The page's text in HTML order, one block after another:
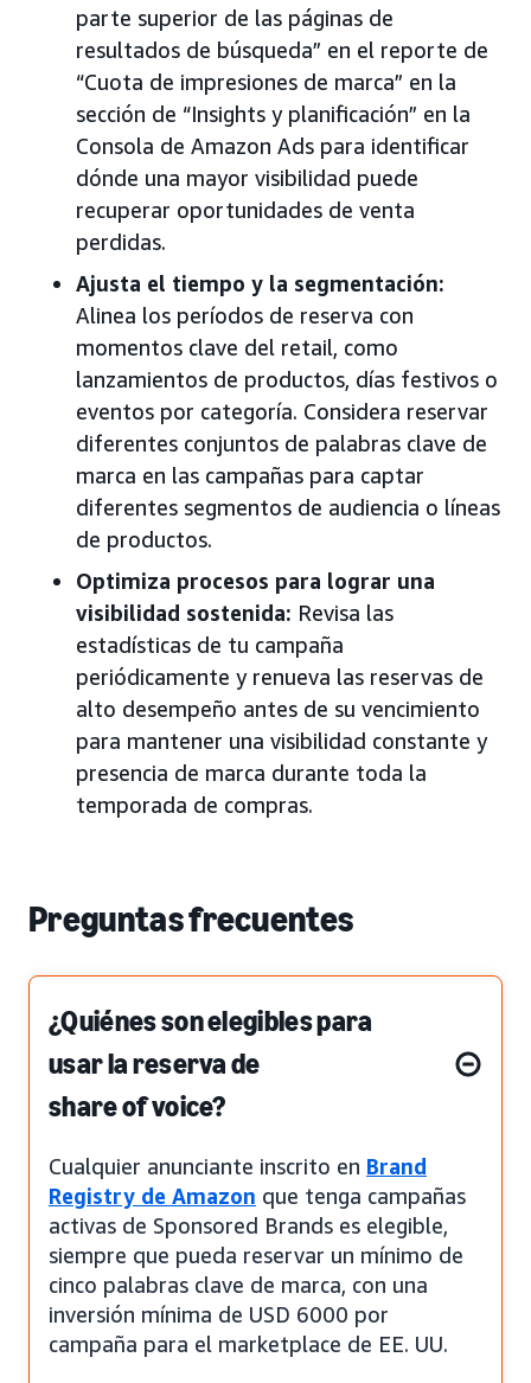
parte superior de las páginas de
resultados de búsqueda” en el reporte de
“Cuota de impresiones de marca” en la
sección de “Insights y planificación” en la
Consola de Amazon Ads para identificar
dónde una mayor visibilidad puede
recuperar oportunidades de venta
perdidas.
Ajusta el tiempo y la segmentación:
Alinea los períodos de reserva con
momentos clave del retail, como
lanzamientos de productos, días festivos o
eventos por categoría. Considera reservar
diferentes conjuntos de palabras clave de
marca en las campañas para captar
diferentes segmentos de audiencia o líneas
de productos.
Optimiza procesos para lograr una
visibilidad sostenida: Revisa las
estadísticas de tu campaña
periódicamente y renueva las reservas de
alto desempeño antes de su vencimiento
para mantener una visibilidad constante y
presencia de marca durante toda la
temporada de compras.
Preguntas frecuentes
¿Quiénes son elegibles para
usar la reserva de
share of voice?
Cualquier anunciante inscrito en Brand
Registry de Amazon que tenga campañas
activas de Sponsored Brands es elegible,
siempre que pueda reservar un mínimo de
cinco palabras clave de marca, con una
inversión mínima de USD 6000 por
campaña para el marketplace de EE. UU.